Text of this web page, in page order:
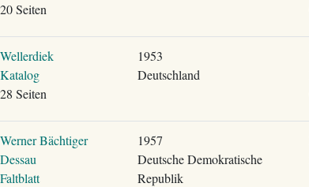
20 Seiten
Wellerdiek
Katalog
28 Seiten
1953
Deutschland
Werner Bächtiger
Dessau
Faltblatt
1957
Deutsche Demokratische
Republik